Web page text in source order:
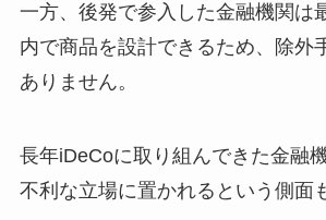
一方、後発で参入した金融機関は
内で商品を設計できるため、除外
ありません。
長年iDeCoに取り組んできた金融
不利な立場に置かれるという側面